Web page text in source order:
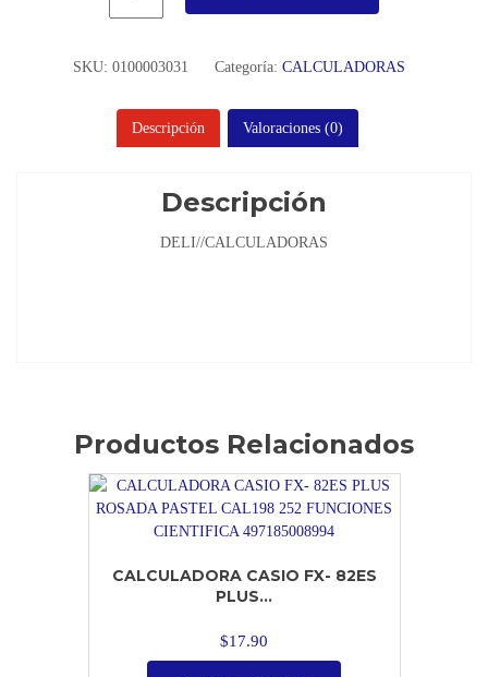
SKU: 0100003031 Categoría: CALCULADORAS
Descripción Valoraciones (0)
Descripción
DELI//CALCULADORAS
Productos Relacionados
CALCULADORA CASIO FX- 82ES
PLUS...
$17.90